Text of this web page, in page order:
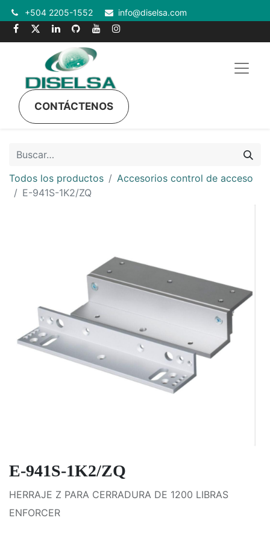
+504 2205-1552 info@diselsa.com
CONTÁCTENOS
Todos los productos
Accesorios control de acceso
E-941S-1K2/ZQ
E-941S-1K2/ZQ
HERRAJE Z PARA CERRADURA DE 1200 LIBRAS
ENFORCER